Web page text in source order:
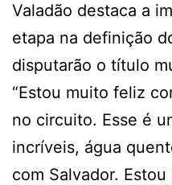
Valadão destaca a
etapa na definição
disputarão o título
“Estou muito feliz
no circuito. Esse é
incríveis, água
com Salvador.